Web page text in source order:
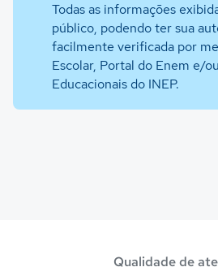
Todas as informações
público, podendo ter sua
facilmente verificada por
Escolar, Portal do Enem e/
Educacionais do INEP.
Qualidade de